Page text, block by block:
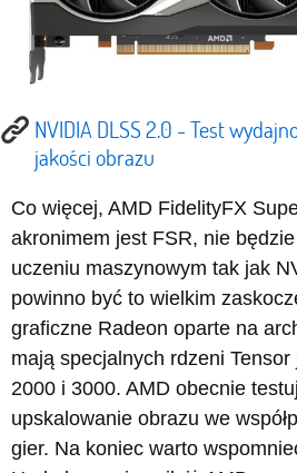
NVIDIA DLSS 2.0 - Test
jakości obrazu
Co więcej, AMD FidelityFX
akronimem jest FSR, nie
uczeniu maszynowym tak jak
powinno być to wielkim
graficzne Radeon oparte na
mają specjalnych rdzeni
2000 i 3000. AMD obecnie
upskalowanie obrazu we
gier. Na koniec warto